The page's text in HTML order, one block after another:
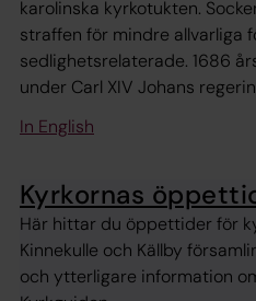
karolinska kyrkotukten.
straffen för mindre allvarliga
sedlighetsrelaterade. 1686
under Carl XIV Johans
In English
Kyrkornas
Här hittar du öppettider för
Kinnekulle och Källby
och ytterligare information